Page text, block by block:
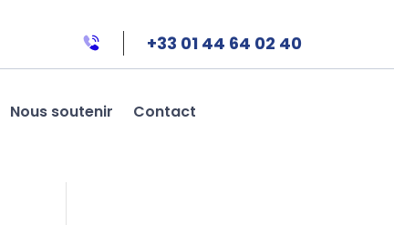
+33 01 44 64 02 40
Nous soutenir Contact